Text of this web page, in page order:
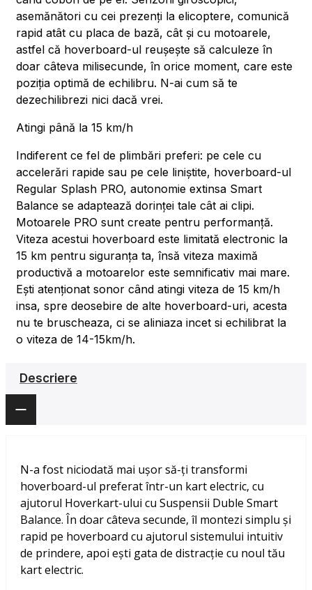
asemănători cu cei prezenți la elicoptere, comunică
rapid atât cu placa de bază, cât și cu motoarele,
astfel că hoverboard-ul reușește să calculeze în
doar câteva milisecunde, în orice moment, care este
poziția optimă de echilibru. N-ai cum să te
dezechilibrezi nici dacă vrei.
Atingi până la 15 km/h
Indiferent ce fel de plimbări preferi: pe cele cu
accelerări rapide sau pe cele liniștite, hoverboard-ul
Regular Splash PRO, autonomie extinsa Smart
Balance se adaptează dorinței tale cât ai clipi.
Motoarele PRO sunt create pentru performanță.
Viteza acestui hoverboard este limitată electronic la
15 km pentru siguranța ta, însă viteza maximă
productivă a motoarelor este semnificativ mai mare.
Ești atenționat sonor când atingi viteza de 15 km/h
insa, spre deosebire de alte hoverboard-uri, acesta
nu te bruscheaza, ci se aliniaza incet si echilibrat la
o viteza de 14-15km/h.
Descriere
N-a fost niciodată mai ușor să-ți transformi
hoverboard-ul preferat într-un kart electric, cu
ajutorul Hoverkart-ului cu Suspensii Duble Smart
Balance. În doar câteva secunde, îl montezi simplu și
rapid pe hoverboard cu ajutorul sistemului intuitiv
de prindere, apoi ești gata de distracție cu noul tău
kart electric.